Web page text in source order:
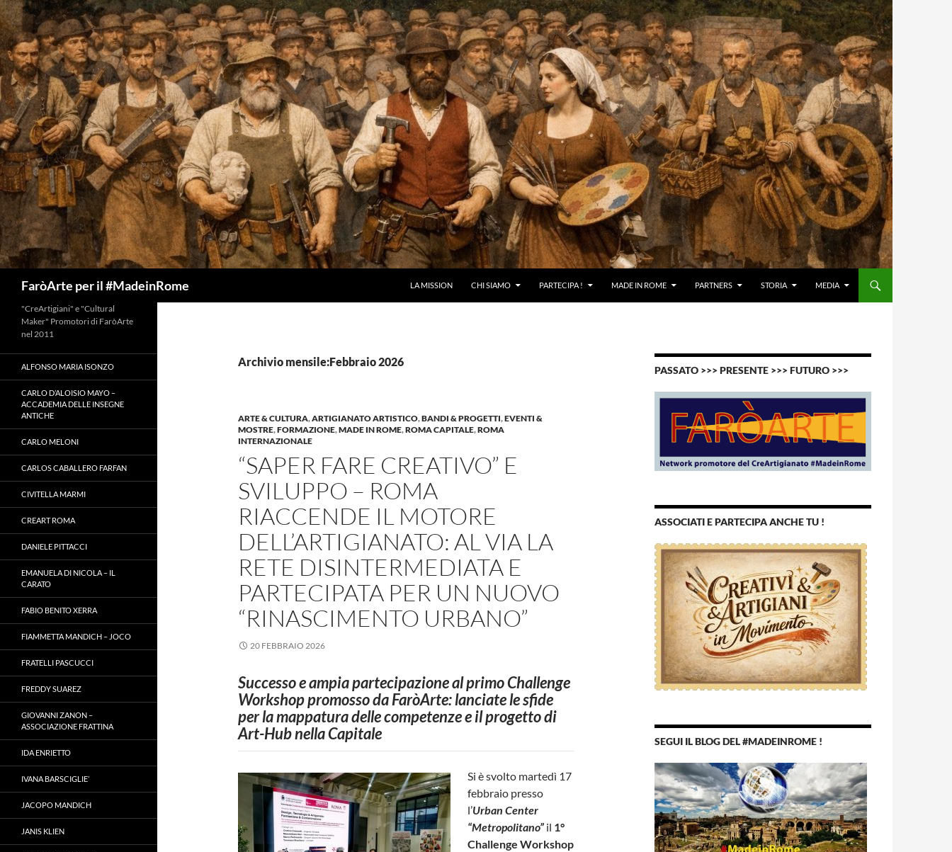
Vai
al
contenuto
FaròArte per il #MadeinRome LA MISSION CHI SIAMO PARTECIPA ! MADE IN ROME PARTNERS STORIA MEDIA
Archivio mensile:Febbraio 2026
ARTE & CULTURA,ARTIGIANATO ARTISTICO,BANDI & PROGETTI,EVENTI &
MOSTRE,FORMAZIONE,MADE IN ROME,ROMA CAPITALE,ROMA
INTERNAZIONALE
“SAPER FARE CREATIVO” E
SVILUPPO – ROMA
RIACCENDE IL MOTORE
DELL’ARTIGIANATO: AL VIA LA
RETE DISINTERMEDIATA E
PARTECIPATA PER UN NUOVO
“RINASCIMENTO URBANO”
20 FEBBRAIO 2026
Successo e ampia partecipazione al primo Challenge
Workshop promosso daFaròArte: lanciate le sfide
per la mappatura delle competenze e il progetto di
Art-Hub nella Capitale
Si è svolto martedì 17
febbraio presso
l’Urban Center
“Metropolitano” il 1°
Challenge Workshop
PASSATO >>> PRESENTE >>> FUTURO >>>
ASSOCIATI E PARTECIPA ANCHE TU !
SEGUI IL BLOG DEL #MADEINROME !
"CreArtigiani" e "Cultural
Maker" Promotori di FaròArte
nel 2011
ALFONSO MARIA ISONZO
CARLO D’ALOISIO MAYO –
ACCADEMIA DELLE INSEGNE
ANTICHE
CARLO MELONI
CARLOS CABALLERO FARFAN
CIVITELLA MARMI
CREART ROMA
DANIELE PITTACCI
EMANUELA DI NICOLA – IL
CARATO
FABIO BENITO XERRA
FIAMMETTA MANDICH – JOCO
FRATELLI PASCUCCI
FREDDY SUAREZ
GIOVANNI ZANON –
ASSOCIAZIONE FRATTINA
IDA ENRIETTO
IVANA BARSCIGLIE’
JACOPO MANDICH
JANIS KLIEN